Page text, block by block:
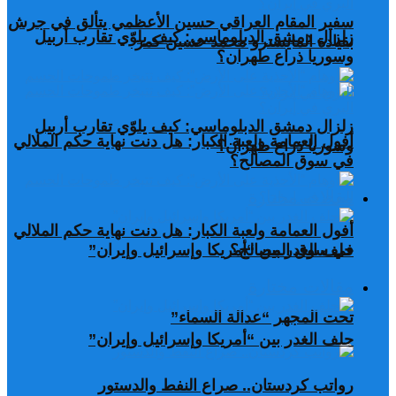
زلزال دمشق الدبلوماسي: كيف يلوّي تقارب أربيل
وسوريا ذراع طهران؟
أفول العمامة ولعبة الكبار: هل دنت نهاية حكم الملالي
في سوق المصالح؟
حلف الغدر بين “أمريكا وإسرائيل وإيران”
تحت المجهر “عدالة السماء”
رواتب كردستان.. صراع النفط والدستور
سفير المقام العراقي حسين الأعظمي يتألق في جرش
بقيادة المايسترو محمد حسين كمر
زلزال دمشق الدبلوماسي: كيف يلوّي تقارب أربيل
وسوريا ذراع طهران؟
أفول العمامة ولعبة الكبار: هل دنت نهاية حكم الملالي
في سوق المصالح؟
حلف الغدر بين “أمريكا وإسرائيل وإيران”